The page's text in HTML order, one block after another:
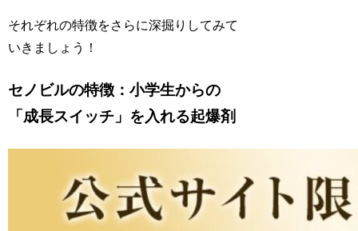
それぞれの特徴をさらに深掘りしてみて
いきましょう！
セノビルの特徴：小学生からの
「成長スイッチ」を入れる起爆剤